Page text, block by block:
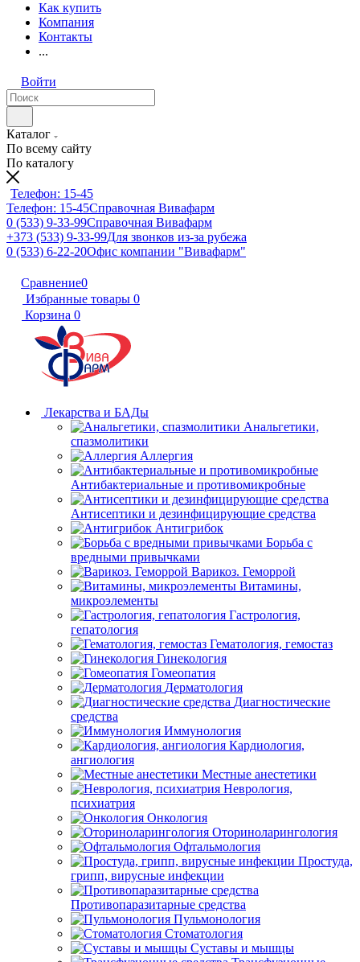
Как купить
Компания
Контакты
...
Войти
Каталог
По всему сайту
По каталогу
Телефон: 15-45
Телефон: 15-45Справочная Вивафарм
0 (533) 9-33-99Справочная Вивафарм
+373 (533) 9-33-99Для звонков из-за рубежа
0 (533) 6-22-20Офис компании "Вивафарм"
Сравнение0
Избранные товары 0
Корзина 0
Лекарства и БАДы
Анальгетики,
спазмолитики
Аллергия
Антибактериальные и противомикробные
Антисептики и дезинфицирующие средства
Антигрибок
Борьба с
вредными привычками
Варикоз. Геморрой
Витамины,
микроэлементы
Гастрология,
гепатология
Гематология, гемостаз
Гинекология
Гомеопатия
Дерматология
Диагностические
средства
Иммунология
Кардиология,
ангиология
Местные анестетики
Неврология,
психиатрия
Онкология
Оториноларингология
Офтальмология
Простуда,
грипп, вирусные инфекции
Противопаразитарные средства
Пульмонология
Стоматология
Суставы и мышцы